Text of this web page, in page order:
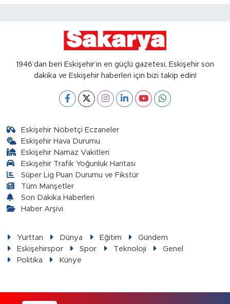
1946’dan beri Eskişehir’in en güçlü gazetesi, Eskişehir son
dakika ve Eskişehir haberleri için bizi takip edin!
Eskişehir Nöbetçi Eczaneler
Eskişehir Hava Durumu
Eskişehir Namaz Vakitleri
Eskişehir Trafik Yoğunluk Haritası
Süper Lig Puan Durumu ve Fikstür
Tüm Manşetler
Son Dakika Haberleri
Haber Arşivi
Yurttan Dünya Eğitim
Gündem
Eskişehirspor
Spor Teknoloji
Genel
Politika
Künye